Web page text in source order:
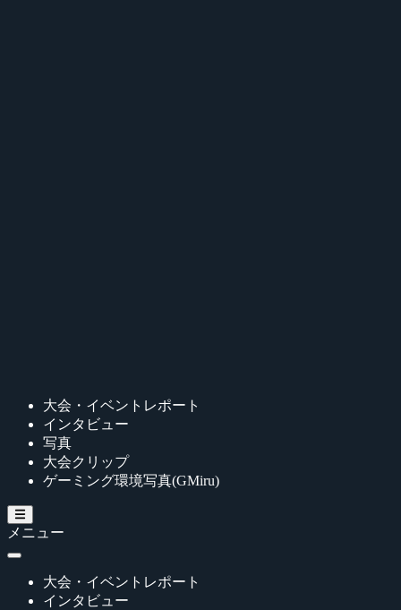
大会・イベントレポート
インタビュー
写真
大会クリップ
ゲーミング環境写真(GMiru)
メニュー
大会・イベントレポート
インタビュー